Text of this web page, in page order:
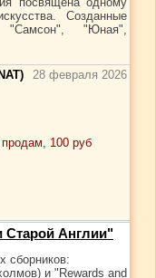
Созданные
"Самсон", "Юная",
28 февраля 2026
100 руб
Старой Англии"
сборников:
и "Rewards and